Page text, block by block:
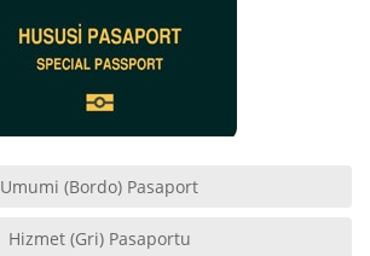
Umumi (Bordo) Pasaport
Hizmet (Gri) Pasaportu